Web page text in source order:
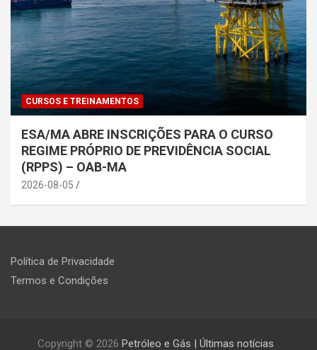
CURSOS E TREINAMENTOS
ESA/MA ABRE INSCRIÇÕES PARA O CURSO
REGIME PRÓPRIO DE PREVIDÊNCIA SOCIAL
(RPPS) – OAB-MA
2026-08-05
Política de Privacidade
Termos e Condições
Copyright © 2026 Petróleo e Gás | Últimas notícias